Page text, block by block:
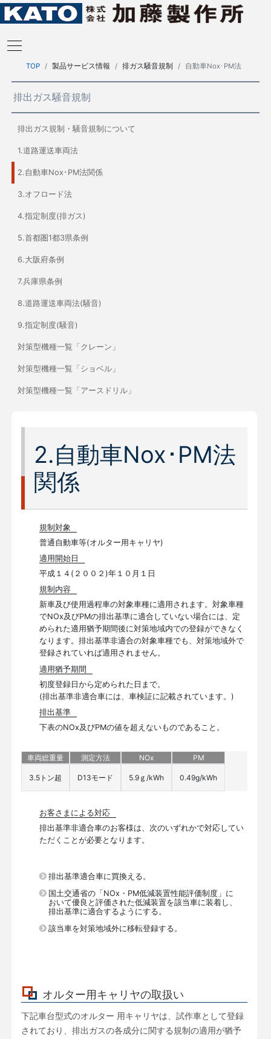
TOP 製品サービス情報 排ガス騒音規制 自動車Nox･PM法
排出ガス騒音規制
排出ガス規制・騒音規制について
1.道路運送車両法
2.自動車Nox･PM法関係
3.オフロード法
4.指定制度(排ガス)
5.首都圏1都3県条例
6.大阪府条例
7.兵庫県条例
8.道路運送車両法(騒音)
9.指定制度(騒音)
対策型機種一覧「クレーン」
対策型機種一覧「ショベル」
対策型機種一覧「アースドリル」
2.自動車Nox･PM法
関係
規制対象
普通自動車等(オルター用キャリヤ)
適用開始日
平成１４(２００２)年１０月１日
規制内容
新車及び使用過程車の対象車種に適用されます。対象車種
でNOx及びPMの排出基準に適合していない場合には、定
められた適用猶予期間後に対策地域内での登録ができなく
なります。排出基準非適合の対象車種でも、対策地域外で
登録されていれば適用されません。
適用猶予期間
初度登録日から定められた日まで。
(排出基準非適合車には、車検証に記載されています。)
排出基準
下表のNOx及びPMの値を超えないものであること。
車両総重量 測定方法 NOx PM
3.5トン超 D13モード 5.9ｇ/kWh 0.49g/kWh
お客さまによる対応
排出基準非適合車のお客様は、次のいずれかで対応してい
ただくことが必要となります。
排出基準適合車に買換える。
国土交通省の「NOx・PM低減装置性能評価制度」に
おいて優良と評価された低減装置を該当車に装着し、
排出基準に適合するようにする。
該当車を対策地域外に移転登録する。
オルター用キャリヤの取扱い
下記車台型式のオルター 用キャリヤは、試作車として登録
されており、排出ガスの各成分に関する規制の適用が猶予